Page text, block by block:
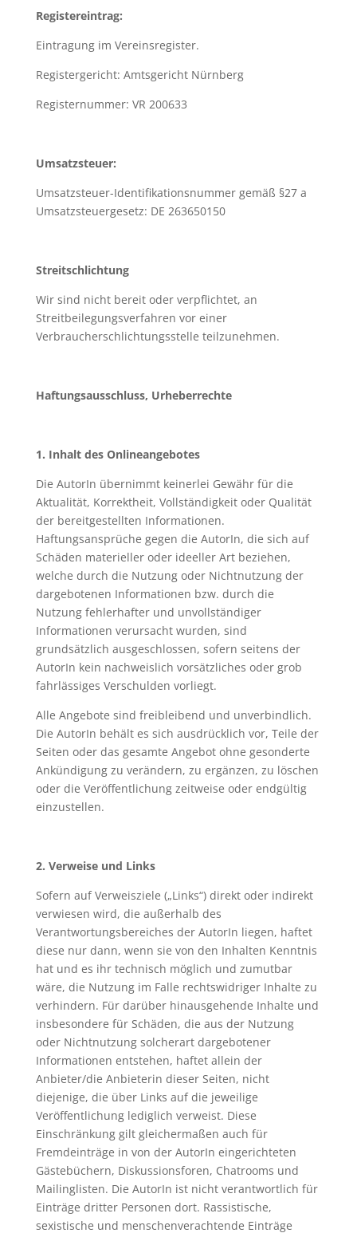
Registereintrag:
Eintragung im Vereinsregister.
Registergericht: Amtsgericht Nürnberg
Registernummer: VR 200633
Umsatzsteuer:
Umsatzsteuer-Identifikationsnummer gemäß §27 a
Umsatzsteuergesetz: DE 263650150
Streitschlichtung
Wir sind nicht bereit oder verpflichtet, an
Streitbeilegungsverfahren vor einer
Verbraucherschlichtungsstelle teilzunehmen.
Haftungsausschluss, Urheberrechte
1. Inhalt des Onlineangebotes
Die AutorIn übernimmt keinerlei Gewähr für die
Aktualität, Korrektheit, Vollständigkeit oder Qualität
der bereitgestellten Informationen.
Haftungsansprüche gegen die AutorIn, die sich auf
Schäden materieller oder ideeller Art beziehen,
welche durch die Nutzung oder Nichtnutzung der
dargebotenen Informationen bzw. durch die
Nutzung fehlerhafter und unvollständiger
Informationen verursacht wurden, sind
grundsätzlich ausgeschlossen, sofern seitens der
AutorIn kein nachweislich vorsätzliches oder grob
fahrlässiges Verschulden vorliegt.
Alle Angebote sind freibleibend und unverbindlich.
Die AutorIn behält es sich ausdrücklich vor, Teile der
Seiten oder das gesamte Angebot ohne gesonderte
Ankündigung zu verändern, zu ergänzen, zu löschen
oder die Veröffentlichung zeitweise oder endgültig
einzustellen.
2. Verweise und Links
Sofern auf Verweisziele („Links“) direkt oder indirekt
verwiesen wird, die außerhalb des
Verantwortungsbereiches der AutorIn liegen, haftet
diese nur dann, wenn sie von den Inhalten Kenntnis
hat und es ihr technisch möglich und zumutbar
wäre, die Nutzung im Falle rechtswidriger Inhalte zu
verhindern. Für darüber hinausgehende Inhalte und
insbesondere für Schäden, die aus der Nutzung
oder Nichtnutzung solcherart dargebotener
Informationen entstehen, haftet allein der
Anbieter/die Anbieterin dieser Seiten, nicht
diejenige, die über Links auf die jeweilige
Veröffentlichung lediglich verweist. Diese
Einschränkung gilt gleichermaßen auch für
Fremdeinträge in von der AutorIn eingerichteten
Gästebüchern, Diskussionsforen, Chatrooms und
Mailinglisten. Die AutorIn ist nicht verantwortlich für
Einträge dritter Personen dort. Rassistische,
sexistische und menschenverachtende Einträge